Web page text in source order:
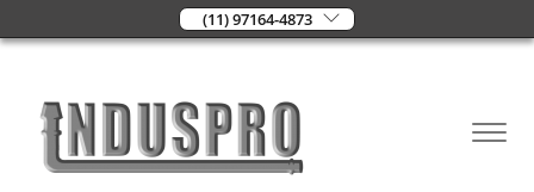
(11) 97164-4873